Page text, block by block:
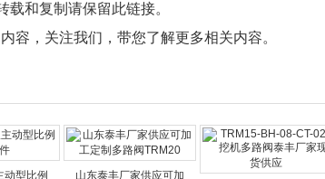
载和复制请保留此链接。
容，关注我们，带您了解更多相关内容。
动型比例
山东泰丰厂家供应可加